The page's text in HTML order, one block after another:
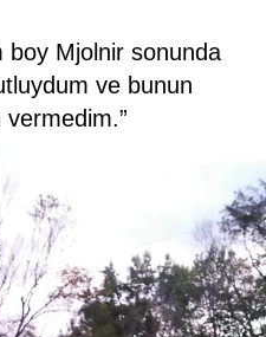
boy Mjolnir sonunda
ve bunun
vermedim.”